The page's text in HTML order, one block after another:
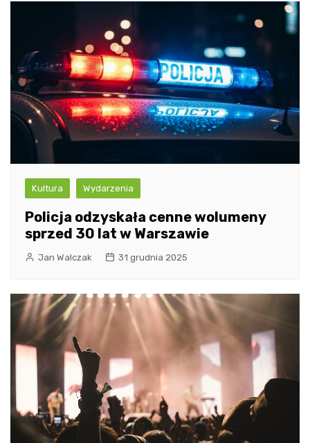
Kultura Wydarzenia
Policja odzyskała cenne wolumeny
sprzed 30 lat w Warszawie
Jan Walczak 31 grudnia 2025